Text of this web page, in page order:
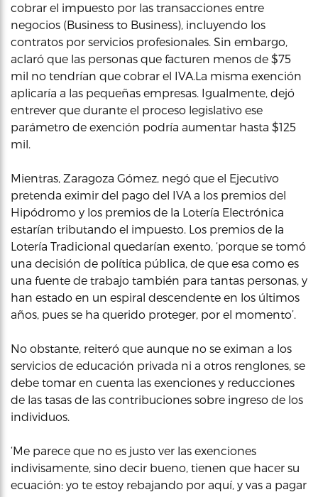
cobrar el impuesto por las transacciones entre
negocios (Business to Business), incluyendo los
contratos por servicios profesionales. Sin embargo,
aclaró que las personas que facturen menos de $75
mil no tendrían que cobrar el IVA.La misma exención
aplicaría a las pequeñas empresas. Igualmente, dejó
entrever que durante el proceso legislativo ese
parámetro de exención podría aumentar hasta $125
mil.
Mientras, Zaragoza Gómez, negó que el Ejecutivo
pretenda eximir del pago del IVA a los premios del
Hipódromo y los premios de la Lotería Electrónica
estarían tributando el impuesto. Los premios de la
Lotería Tradicional quedarían exento, ‘porque se tomó
una decisión de política pública, de que esa como es
una fuente de trabajo también para tantas personas, y
han estado en un espiral descendente en los últimos
años, pues se ha querido proteger, por el momento’.
No obstante, reiteró que aunque no se eximan a los
servicios de educación privada ni a otros renglones, se
debe tomar en cuenta las exenciones y reducciones
de las tasas de las contribuciones sobre ingreso de los
individuos.
‘Me parece que no es justo ver las exenciones
indivisamente, sino decir bueno, tienen que hacer su
ecuación: yo te estoy rebajando por aquí, y vas a pagar